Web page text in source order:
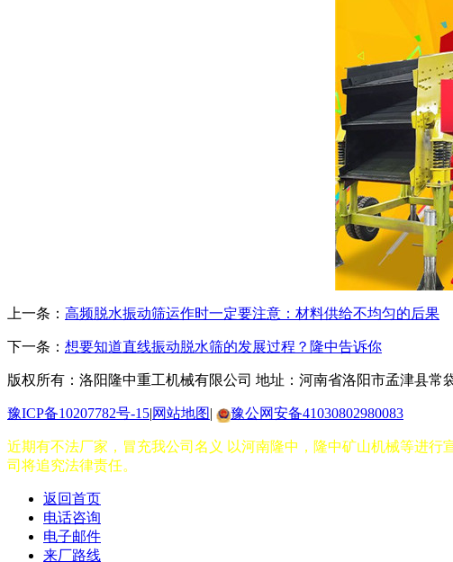
上一条： 高频脱水振动筛运作时一定要注意：材料供给不均匀的后果
下一条： 想要知道直线振动脱水筛的发展过程？隆中告诉你
版权所有：洛阳隆中重工机械有限公司 地址：河南省洛阳市孟津县常
豫ICP备10207782号-15|网站地图| 豫公网安备41030802980083
近期有不法厂家，冒充我公司名义 以河南隆中，隆中矿山机械等进
司将追究法律责任。
返回首页
电话咨询
电子邮件
来厂路线